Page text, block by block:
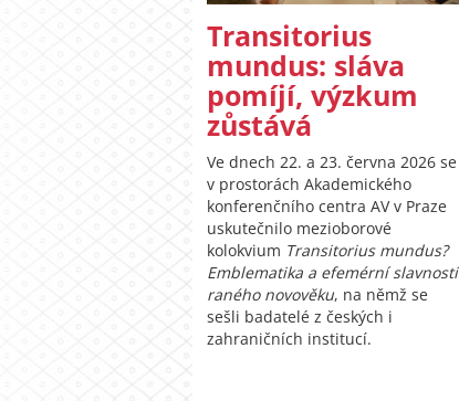
Transitorius
mundus: sláva
pomíjí, výzkum
zůstává
Ve dnech 22. a 23. června 2026 se
v prostorách Akademického
konferenčního centra AV v Praze
uskutečnilo mezioborové
kolokvium Transitorius mundus?
Emblematika a efemérní slavnosti
raného novověku, na němž se
sešli badatelé z českých i
zahraničních institucí.